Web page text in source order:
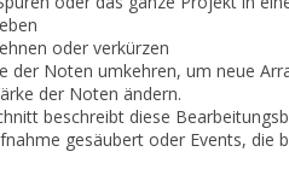
oder verkürzen
der Noten umkehren, um neue
der Noten ändern.
beschreibt diese
gesäubert oder Events,